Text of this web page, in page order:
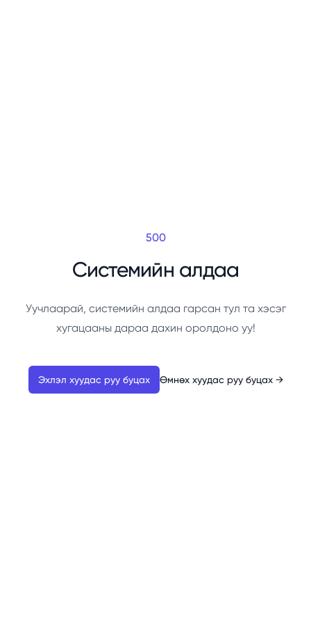
500
Системийн алдаа
Уучлаарай, системийн алдаа гарсан тул та хэсэг
хугацааны дараа дахин оролдоно уу!
Эхлэл хуудас руу буцах Өмнөх хуудас руу буцах →